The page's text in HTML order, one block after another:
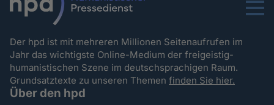
Menu
Der hpd ist mit mehreren Millionen Seitenaufrufen im
Jahr das wichtigste Online-Medium der freigeistig-
humanistischen Szene im deutschsprachigen Raum.
Grundsatztexte zu unseren Themenfinden Sie hier.
Über den hpd